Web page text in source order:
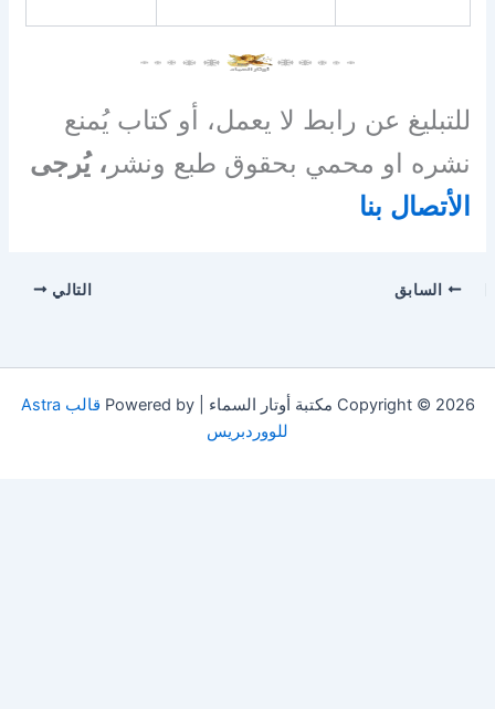
للتبليغ عن رابط لا يعمل، أو كتاب يُمنع
نشره او محمي بحقوق طبع ونشر ، يُرجى
الأتصال بنا
السابق التالي
Copyright © 2026 مكتبة أوتار السماء | Powered by
قالب Astra
للووردبريس